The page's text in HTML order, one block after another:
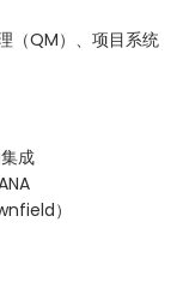
（QM）、项目系统
成
）